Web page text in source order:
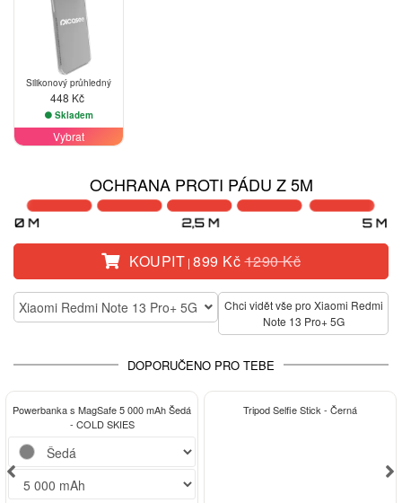
Silikonový průhledný
448 Kč
Skladem
Vybrat
OCHRANA PROTI PÁDU Z 5M
KOUPIT | 899 Kč1290 Kč
Xiaomi Redmi Note 13 Pro+ 5G
Chci vidět vše pro Xiaomi Redmi
Note 13 Pro+ 5G
DOPORUČENO PRO TEBE
Powerbanka s MagSafe 5 000 mAh Šedá
- COLD SKIES
Tripod Selfie Stick - Černá